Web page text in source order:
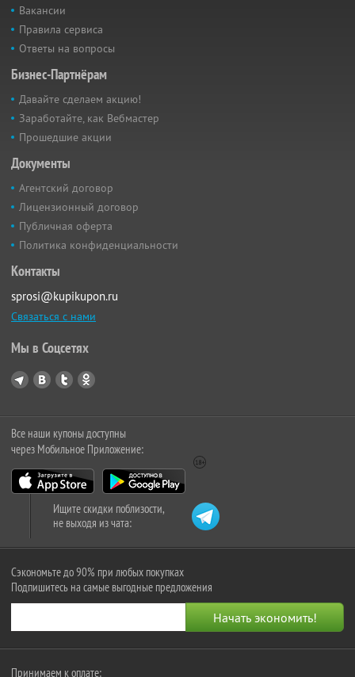
Вакансии
Правила сервиса
Ответы на вопросы
Бизнес-Партнёрам
Давайте сделаем акцию!
Заработайте, как Вебмастер
Прошедшие акции
Документы
Агентский договор
Лицензионный договор
Публичная оферта
Политика конфиденциальности
Контакты
sprosi@kupikupon.ru
Связаться с нами
Мы в Соцсетях
Все наши купоны доступны
через Мобильное Приложение:
Ищите скидки поблизости,
не выходя из чата:
Сэкономьте до 90% при любых покупках
Подпишитесь на самые выгодные предложения
Принимаем к оплате: